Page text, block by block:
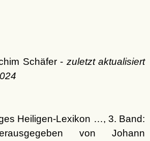
Schäfer - zuletzt aktualisiert
Heiligen-Lexikon …, 3. Band:
von Johann